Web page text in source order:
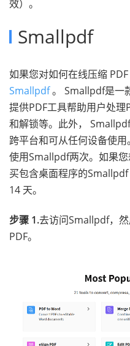
效）。
Smallpdf
如果您对如何在线压缩
Smallpdf。 Smallpdf是一
提供PDF工具帮助用户处
和解锁等。此外，
跨平台和可从任何设备使
使用Smallpdf两次。如果
买包含桌面程序的
14 天。
步骤 1.去访问Smallpdf，
PDF。